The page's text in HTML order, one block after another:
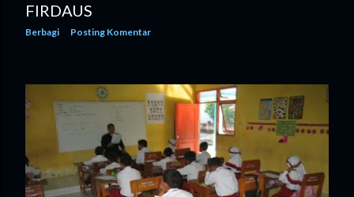
FIRDAUS
Berbagi Posting Komentar